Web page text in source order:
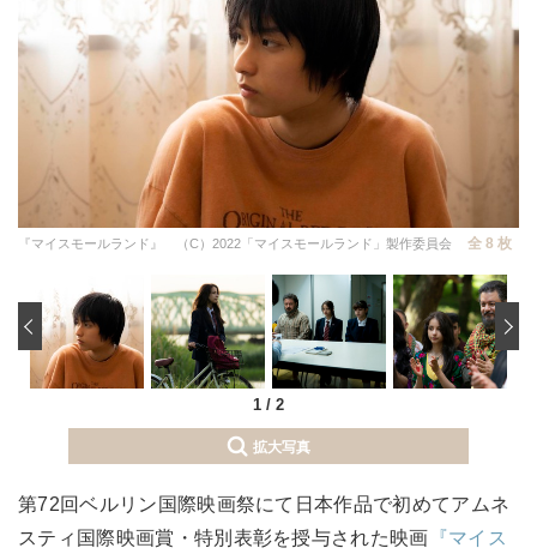
『マイスモールランド』 （C）2022「マイスモールランド」製作委員会 全 8 枚
1 / 2
‹
拡大写真
第72回ベルリン国際映画祭にて日本作品で初めてアムネ
スティ国際映画賞・特別表彰を授与された映画 『マイス